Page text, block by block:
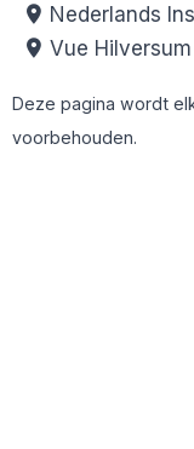
Nederlands
Vue Hilversum
Deze pagina wordt
voorbehouden.